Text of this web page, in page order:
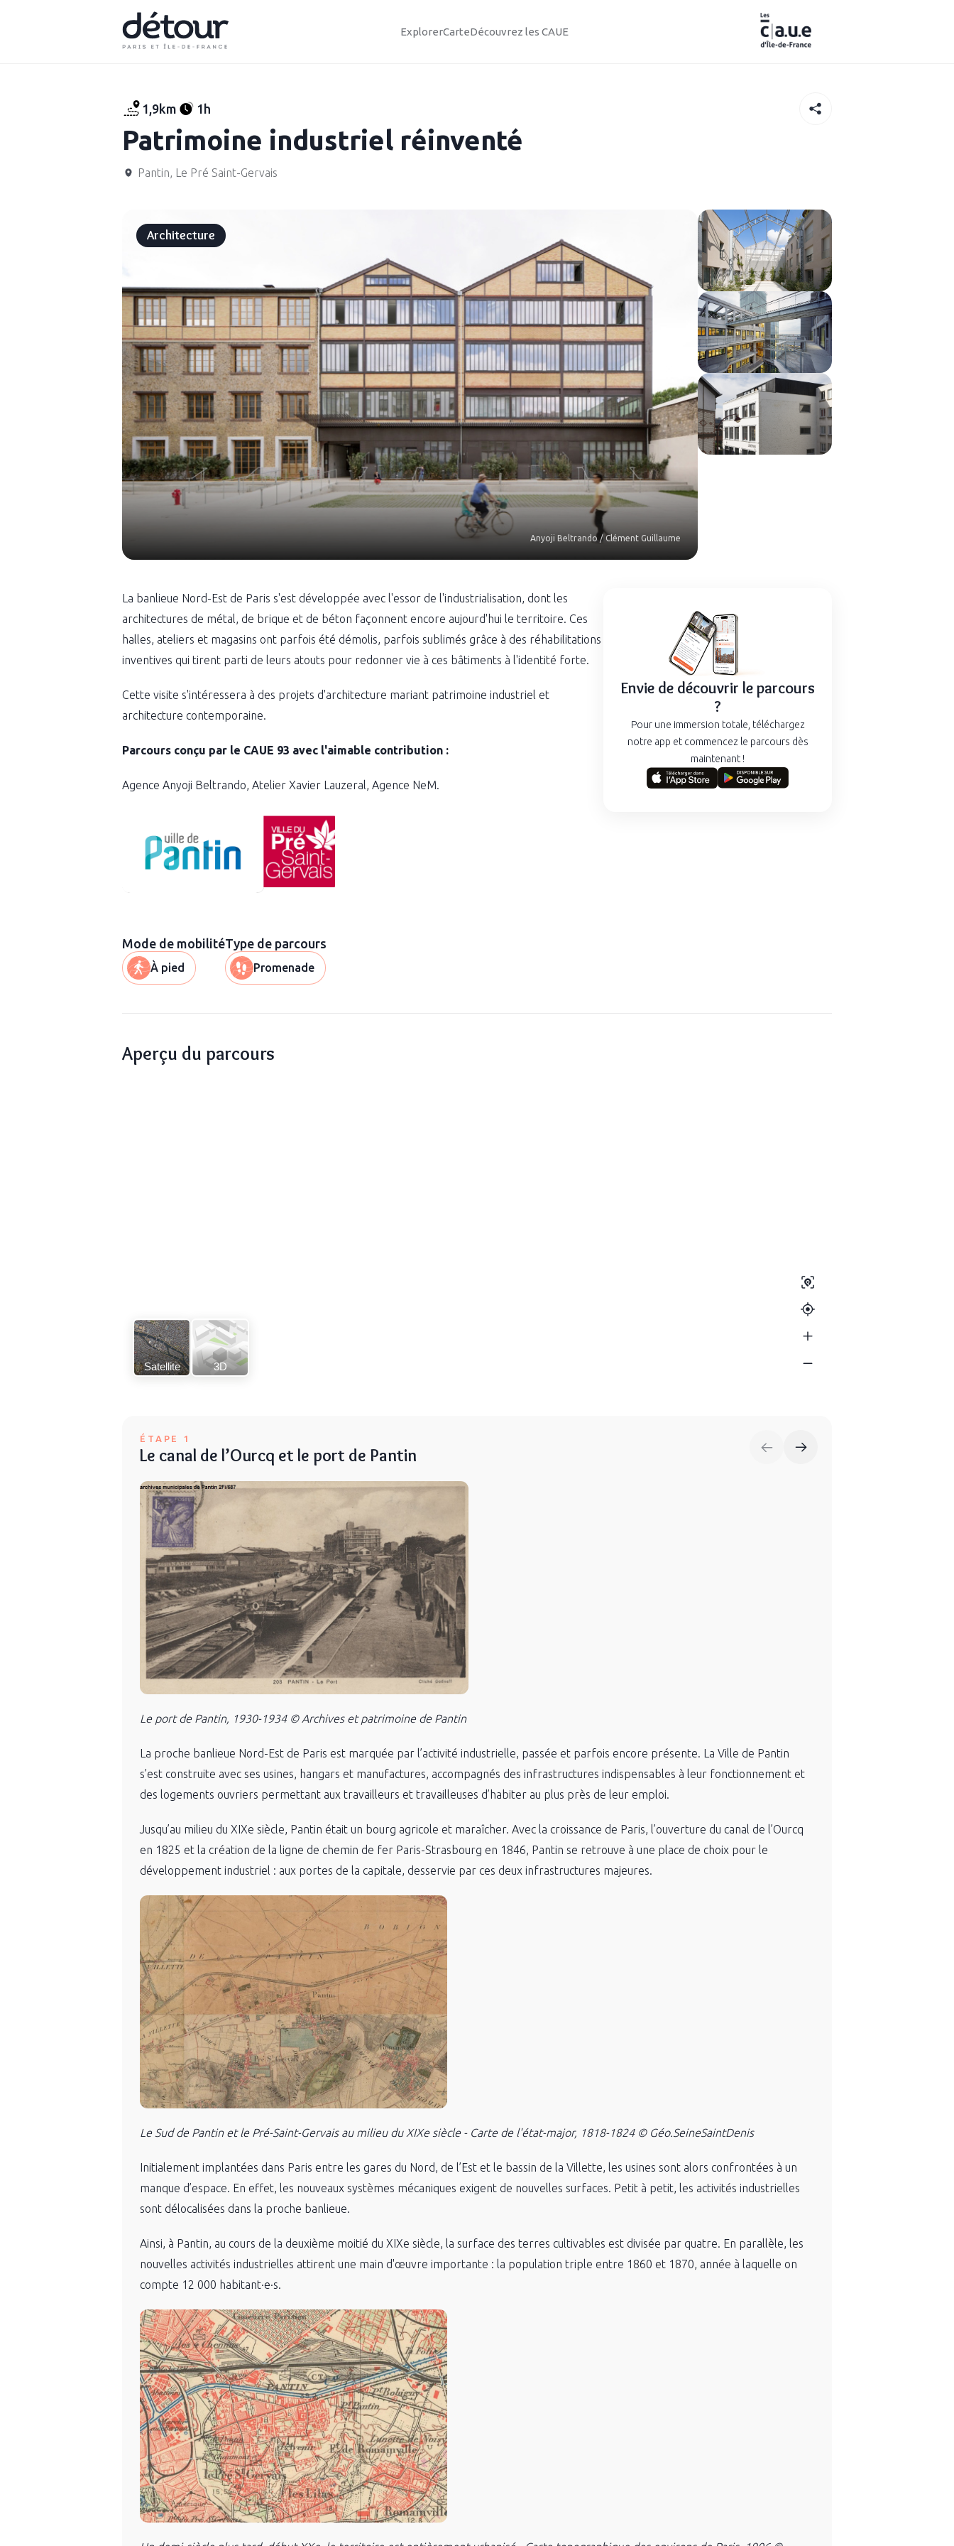
ExplorerCarteDécouvrez les CAUE
1,9km 1h
Patrimoine industriel réinventé
Pantin, Le Pré Saint-Gervais
Architecture
Anyoji Beltrando / Clément Guillaume
La banlieue Nord-Est de Paris s'est développée avec l'essor de l'industrialisation, dont les
architectures de métal, de brique et de béton façonnent encore aujourd'hui le territoire. Ces
halles, ateliers et magasins ont parfois été démolis, parfois sublimés grâce à des réhabilitations
inventives qui tirent parti de leurs atouts pour redonner vie à ces bâtiments à l'identité forte.
Cette visite s'intéressera à des projets d'architecture mariant patrimoine industriel et
architecture contemporaine.
Parcours conçu par le CAUE 93 avec l'aimable contribution :
Agence Anyoji Beltrando, Atelier Xavier Lauzeral, Agence NeM.
Envie de découvrir le parcours
?
Pour une immersion totale, téléchargez
notre app et commencez le parcours dès
maintenant !
Mode de mobilité
À pied
Type de parcours
Promenade
Aperçu du parcours
Satellite 3D
ÉTAPE 1
Le canal de l’Ourcq et le port de Pantin
Le port de Pantin, 1930-1934 © Archives et patrimoine de Pantin
La proche banlieue Nord-Est de Paris est marquée par l’activité industrielle, passée et parfois encore présente. La Ville de Pantin
s’est construite avec ses usines, hangars et manufactures, accompagnés des infrastructures indispensables à leur fonctionnement et
des logements ouvriers permettant aux travailleurs et travailleuses d’habiter au plus près de leur emploi.
Jusqu’au milieu du XIXe siècle, Pantin était un bourg agricole et maraîcher. Avec la croissance de Paris, l’ouverture du canal de l’Ourcq
en 1825 et la création de la ligne de chemin de fer Paris-Strasbourg en 1846, Pantin se retrouve à une place de choix pour le
développement industriel : aux portes de la capitale, desservie par ces deux infrastructures majeures.
Le Sud de Pantin et le Pré-Saint-Gervais au milieu du XIXe siècle - Carte de l'état-major, 1818-1824 © Géo.SeineSaintDenis
Initialement implantées dans Paris entre les gares du Nord, de l’Est et le bassin de la Villette, les usines sont alors confrontées à un
manque d’espace. En effet, les nouveaux systèmes mécaniques exigent de nouvelles surfaces. Petit à petit, les activités industrielles
sont délocalisées dans la proche banlieue.
Ainsi, à Pantin, au cours de la deuxième moitié du XIXe siècle, la surface des terres cultivables est divisée par quatre. En parallèle, les
nouvelles activités industrielles attirent une main d'œuvre importante : la population triple entre 1860 et 1870, année à laquelle on
compte 12 000 habitant·e·s.